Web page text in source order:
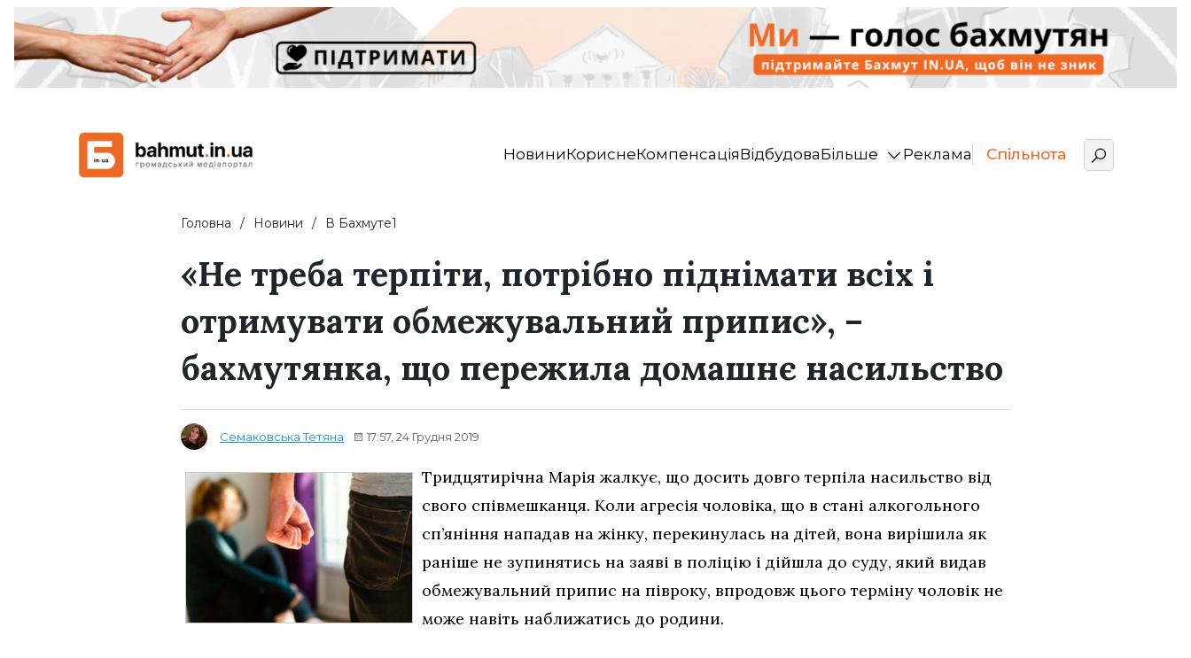
НовиниКориснеКомпенсаціяВідбудоваБільше Реклама Спільнота
Головна Новини В Бахмуте1
«Не треба терпіти, потрібно піднімати всіх і
отримувати обмежувальний припис», –
бахмутянка, що пережила домашнє насильство
Семаковська Тетяна 17:57, 24 Грудня 2019
Тридцятирічна Марія жалкує, що досить довго терпіла насильство від
свого співмешканця. Коли агресія чоловіка, що в стані алкогольного
сп’яніння нападав на жінку, перекинулась на дітей, вона вирішила як
раніше не зупинятись на заяві в поліцію і дійшла до суду, який видав
обмежувальний припис на півроку, впродовж цього терміну чоловік не
може навіть наближатись до родини.